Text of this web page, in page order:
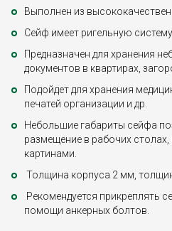
Выполнен из
Сейф имеет ригельную
Предназначен для хранения
документов в квартирах,
Подойдет для хранения
печатей организации и др.
Небольшие габариты сейфа
размещение в рабочих
картинами.
Толщина корпуса 2 мм,
Рекомендуется прикреплять
помощи анкерных болтов.